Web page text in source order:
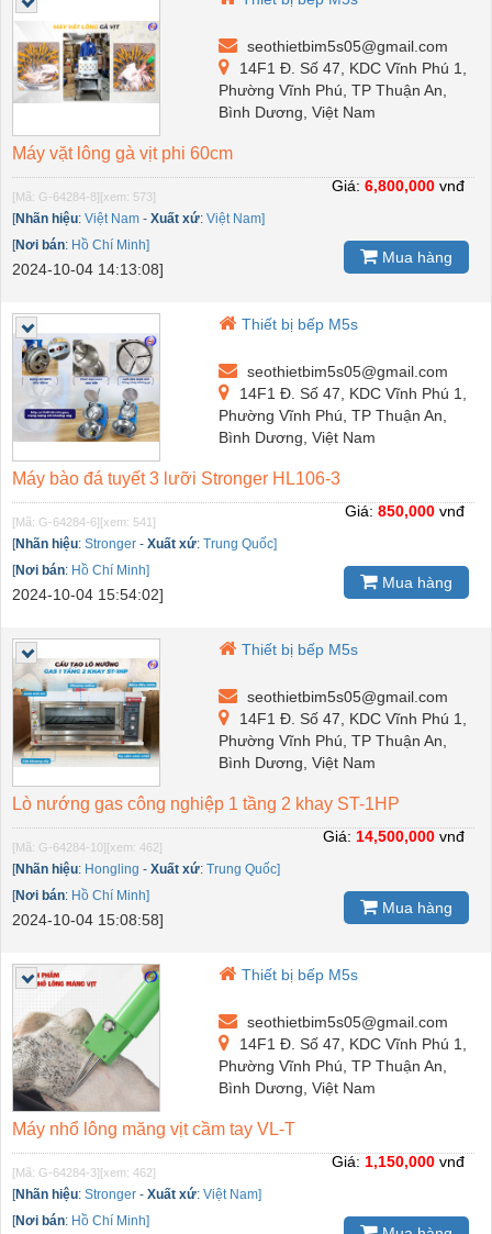
seothietbim5s05@gmail.com
14F1 Đ. Số 47, KDC Vĩnh Phú 1,
Phường Vĩnh Phú, TP Thuận An,
Bình Dương, Việt Nam
Máy vặt lông gà vịt phi 60cm
[Mã: G-64284-8][xem: 573]
[Nhãn hiệu: Việt Nam - Xuất xứ: Việt Nam]
[Nơi bán: Hồ Chí Minh]
2024-10-04 14:13:08]
Giá: 6,800,000 vnđ
Mua hàng
Thiết bị bếp M5s
seothietbim5s05@gmail.com
14F1 Đ. Số 47, KDC Vĩnh Phú 1,
Phường Vĩnh Phú, TP Thuận An,
Bình Dương, Việt Nam
Máy bào đá tuyết 3 lưỡi Stronger HL106-3
[Mã: G-64284-6][xem: 541]
[Nhãn hiệu: Stronger - Xuất xứ: Trung Quốc]
[Nơi bán: Hồ Chí Minh]
2024-10-04 15:54:02]
Giá: 850,000 vnđ
Mua hàng
Thiết bị bếp M5s
seothietbim5s05@gmail.com
14F1 Đ. Số 47, KDC Vĩnh Phú 1,
Phường Vĩnh Phú, TP Thuận An,
Bình Dương, Việt Nam
Lò nướng gas công nghiệp 1 tầng 2 khay ST-1HP
[Mã: G-64284-10][xem: 462]
[Nhãn hiệu: Hongling - Xuất xứ: Trung Quốc]
[Nơi bán: Hồ Chí Minh]
2024-10-04 15:08:58]
Giá: 14,500,000 vnđ
Mua hàng
Thiết bị bếp M5s
seothietbim5s05@gmail.com
14F1 Đ. Số 47, KDC Vĩnh Phú 1,
Phường Vĩnh Phú, TP Thuận An,
Bình Dương, Việt Nam
Máy nhổ lông măng vịt cầm tay VL-T
[Mã: G-64284-3][xem: 462]
[Nhãn hiệu: Stronger - Xuất xứ: Việt Nam]
[Nơi bán: Hồ Chí Minh]
Giá: 1,150,000 vnđ